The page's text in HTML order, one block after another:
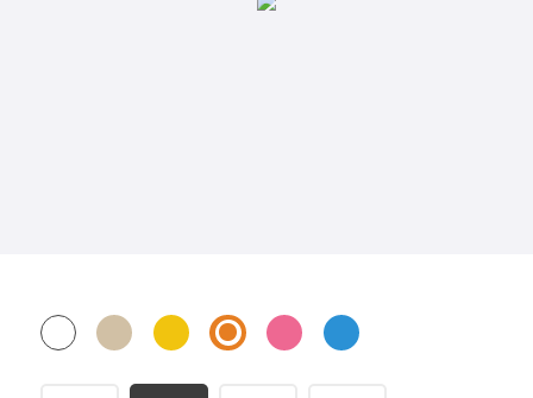
お問い合わせ